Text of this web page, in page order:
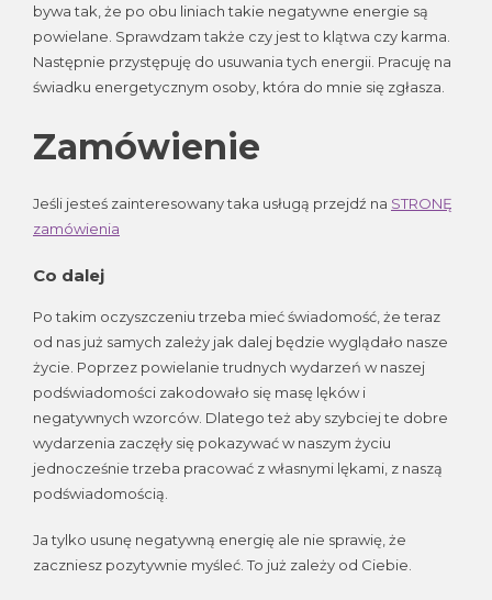
bywa tak, że po obu liniach takie negatywne energie są
powielane. Sprawdzam także czy jest to klątwa czy karma.
Następnie przystępuję do usuwania tych energii. Pracuję na
świadku energetycznym osoby, która do mnie się zgłasza.
Zamówienie
Jeśli jesteś zainteresowany taka usługą przejdź na STRONĘ
zamówienia
Co dalej
Po takim oczyszczeniu trzeba mieć świadomość, że teraz
od nas już samych zależy jak dalej będzie wyglądało nasze
życie. Poprzez powielanie trudnych wydarzeń w naszej
podświadomości zakodowało się masę lęków i
negatywnych wzorców. Dlatego też aby szybciej te dobre
wydarzenia zaczęły się pokazywać w naszym życiu
jednocześnie trzeba pracować z własnymi lękami, z naszą
podświadomością.
Ja tylko usunę negatywną energię ale nie sprawię, że
zaczniesz pozytywnie myśleć. To już zależy od Ciebie.